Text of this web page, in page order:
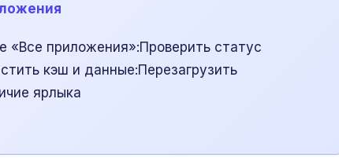
«Все приложения»:Проверить статус
кэш и данные:Перезагрузить
ярлыка